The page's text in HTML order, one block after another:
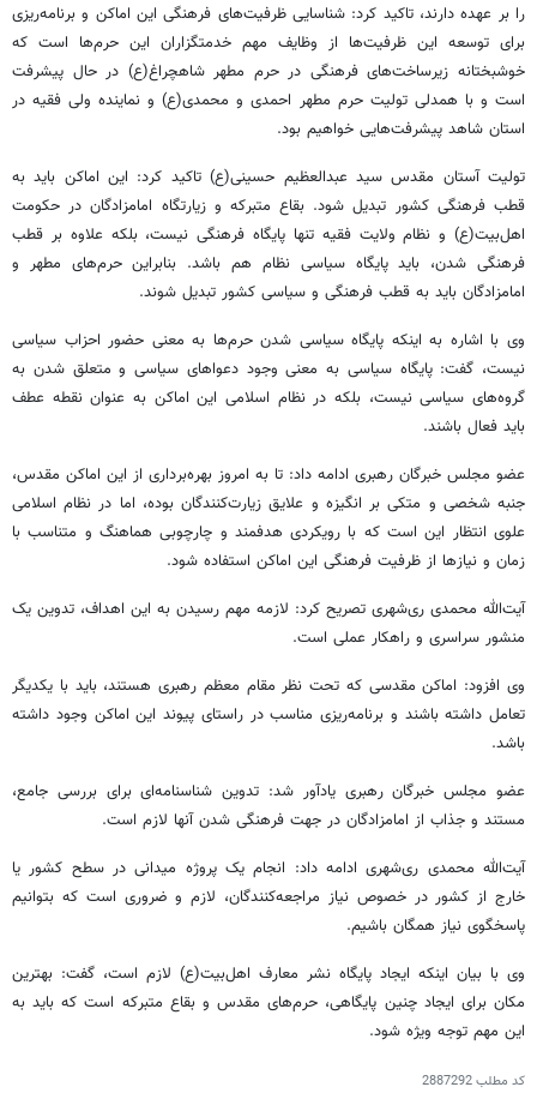
را بر عهده دارند، تاکید کرد: شناسایی ظرفیت‌های فرهنگی این اماکن و برنامه‌ریزی
برای توسعه این ظرفیت‌ها از وظایف مهم خدمتگزاران این حرم‌ها است که
خوشبختانه زیرساخت‌های فرهنگی در حرم مطهر شاهچراغ(ع) در حال پیشرفت
است و با همدلی تولیت حرم مطهر احمدی و محمدی(ع) و نماینده ولی فقیه در
استان شاهد پیشرفت‌هایی خواهیم بود.
تولیت آستان مقدس سید عبدالعظیم حسینی(ع) تاکید کرد: این اماکن باید به
قطب فرهنگی کشور تبدیل شود. بقاع متبرکه و زیارتگاه امامزادگان در حکومت
اهل‌بیت(ع) و نظام ولایت فقیه تنها پایگاه فرهنگی نیست، بلکه علاوه بر قطب
فرهنگی شدن، باید پایگاه سیاسی نظام هم باشد. بنابراین حرم‌های مطهر و
امامزادگان باید به قطب فرهنگی و سیاسی کشور تبدیل شوند.
وی با اشاره به اینکه پایگاه سیاسی شدن حرم‌ها به معنی حضور احزاب سیاسی
نیست، گفت: پایگاه سیاسی به معنی وجود دعواهای سیاسی و متعلق شدن به
گروه‌های سیاسی نیست، بلکه در نظام اسلامی این اماکن به عنوان نقطه عطف
باید فعال باشند.
عضو مجلس خبرگان رهبری ادامه داد: تا به امروز بهره‌برداری از این اماکن مقدس،
جنبه شخصی و متکی بر انگیزه و علایق زیارت‌کنندگان بوده، اما در نظام اسلامی
علوی انتظار این است که با رویکردی هدفمند و چارچوبی هماهنگ و متناسب با
زمان و نیازها از ظرفیت فرهنگی این اماکن استفاده شود.
آیت‌الله محمدی ری‌شهری تصریح کرد: لازمه مهم رسیدن به این اهداف، تدوین یک
منشور سراسری و راهکار عملی است.
وی افزود: اماکن مقدسی که تحت نظر مقام معظم رهبری هستند، باید با یکدیگر
تعامل داشته باشند و برنامه‌ریزی مناسب در راستای پیوند این اماکن وجود داشته
باشد.
عضو مجلس خبرگان رهبری یادآور شد: تدوین شناسنامه‌ای برای بررسی جامع،
مستند و جذاب از امامزادگان در جهت فرهنگی شدن آنها لازم است.
آیت‌الله محمدی ری‌شهری ادامه داد: انجام یک پروژه میدانی در سطح کشور یا
خارج از کشور در خصوص نیاز مراجعه‌کنندگان، لازم و ضروری است که بتوانیم
پاسخگوی نیاز همگان باشیم.
وی با بیان اینکه ایجاد پایگاه نشر معارف اهل‌بیت(ع) لازم است، گفت: بهترین
مکان برای ایجاد چنین پایگاهی، حرم‌های مقدس و بقاع متبرکه است که باید به
این مهم توجه ویژه شود.
کد مطلب2887292